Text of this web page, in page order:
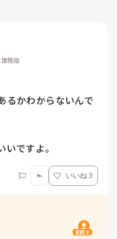
施設
るかわからないんで
ですよ。
いいね 3
質問主